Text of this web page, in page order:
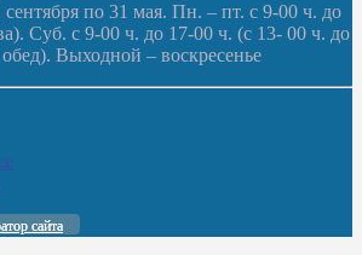
по 31 мая. Пн. – пт. с 9-00 ч. до
Суб. с 9-00 ч. до 17-00 ч. (с 13- 00 ч. до
Выходной – воскресенье
сайта